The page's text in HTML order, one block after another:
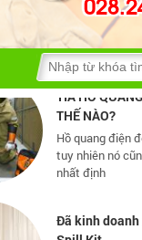
TIA HỒ
THẾ NÀO?
Hồ quang điện
tuy nhiên nó
nhất định
Đã kinh doanh
Bộ Ứng Phó